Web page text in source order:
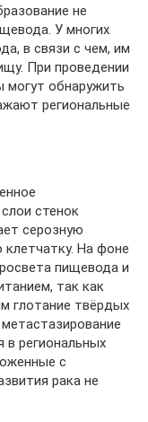
не
У многих
в связи с чем, им
При проведении
могут обнаружить
региональные
стенок
серозную
На фоне
пищевода и
так как
глотание твёрдых
региональных
с
рака не